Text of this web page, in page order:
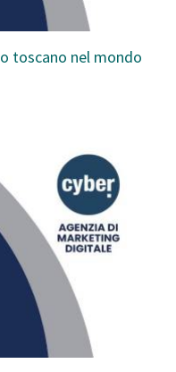
toscano nel mondo